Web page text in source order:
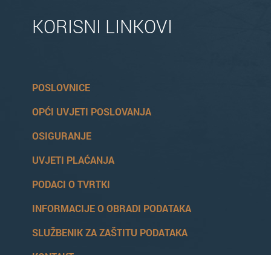
KORISNI LINKOVI
POSLOVNICE
OPĆI UVJETI POSLOVANJA
OSIGURANJE
UVJETI PLAĆANJA
PODACI O TVRTKI
INFORMACIJE O OBRADI PODATAKA
SLUŽBENIK ZA ZAŠTITU PODATAKA